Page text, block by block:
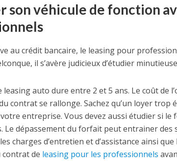
son véhicule de fonction
au crédit bancaire, le leasing pour
il s’avère judicieux d’étudier
leasing auto dure entre 2 et 5 ans. Le coût de
contrat se rallonge. Sachez qu’un loyer
entreprise. Vous devez aussi étudier si
Le dépassement du forfait peut entrainer des
charges d’entretien et d’assistance ainsi
de leasing pour les professionnels